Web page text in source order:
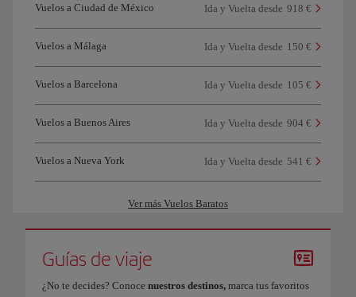
Vuelos a Ciudad de México Ida y Vuelta desde 918 €
Vuelos a Málaga Ida y Vuelta desde 150 €
Vuelos a Barcelona Ida y Vuelta desde 105 €
Vuelos a Buenos Aires Ida y Vuelta desde 904 €
Vuelos a Nueva York Ida y Vuelta desde 541 €
Ver más Vuelos Baratos
Guías de viaje
¿No te decides? Conoce nuestros destinos, marca tus favoritos